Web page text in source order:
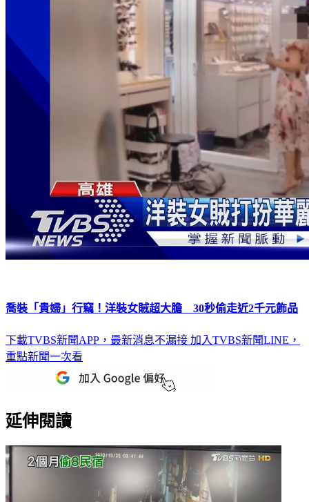
喬裝「貴婦」行竊！洋裝女賊超大膽 30秒偷走近2千元飾品
下載TVBS新聞APP，最新消息不漏接 加入TVBS新聞LINE，
重點新聞一次看
延伸閱讀